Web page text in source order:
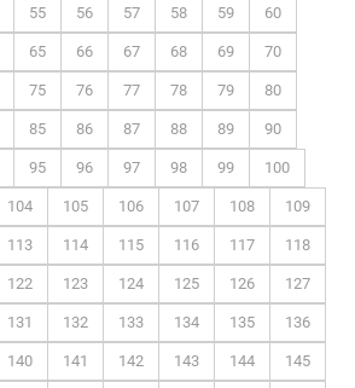
55 56 57 58 59 60
65 66 67 68 69 70
75 76 77 78 79 80
85 86 87 88 89 90
95 96 97 98 99 100
104 105 106 107 108 109
113 114 115 116 117 118
122 123 124 125 126 127
131 132 133 134 135 136
140 141 142 143 144 145